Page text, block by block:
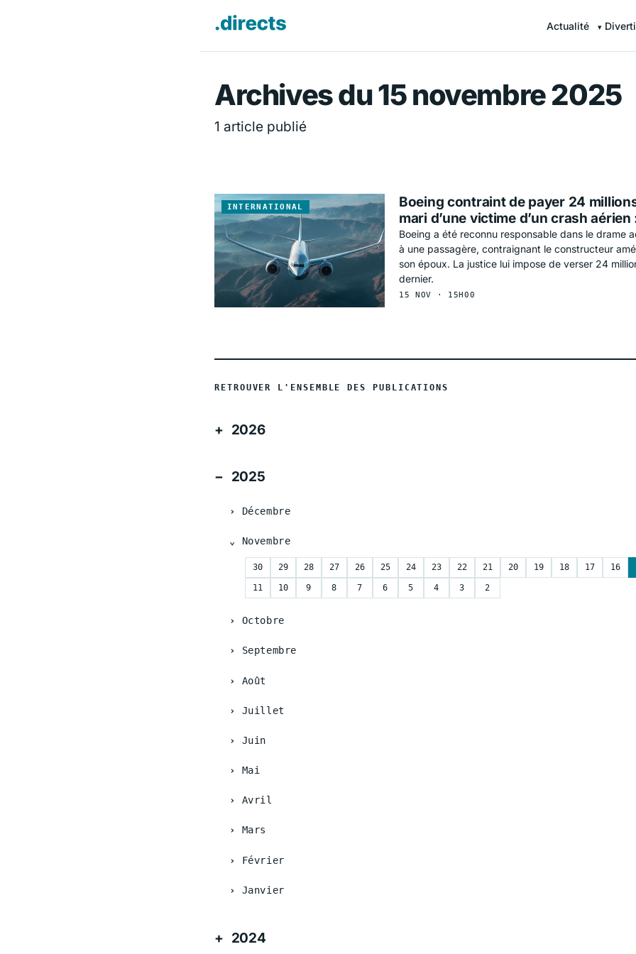
Directs.fr — Information en continu
Actualité
Archives du 15 novembre 2025
1 article publié
INTERNATIONAL
Boeing contraint de payer 24
mari d’une victime d’un crash
Boeing a été reconnu responsable dans le drame
à une passagère, contraignant le constructeur
son époux. La justice lui impose de verser 24
dernier.
15 NOV · 15H00
RETROUVER L'ENSEMBLE DES PUBLICATIONS
2026
2025
Décembre
Novembre
30 29 28 27 26 25 24 23 22 21 20 19 18 17 16
11 10 9 8 7 6 5 4 3 2
Octobre
Septembre
Août
Juillet
Juin
Mai
Avril
Mars
Février
Janvier
2024